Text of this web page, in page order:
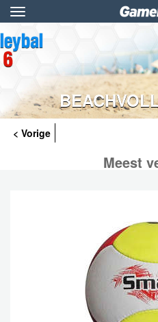
Toggle
navigation
< Vorige
Meest